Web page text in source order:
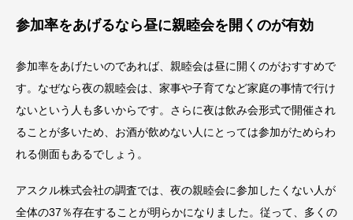
参加率をあげるなら昼に親睦会を開くのが有効
参加率をあげたいのであれば、親睦会は昼に開くのがおすすめで
す。なぜなら夜の親睦会は、家事や子育てなど家庭の事情で行け
ないという人も多いからです。さらに夜は飲み会形式で開催され
ることが多いため、お酒が飲めない人にとっては参加がためらわ
れる側面もあるでしょう。
アスクル株式会社の調査では、夜の親睦会に参加したくない人が
全体の37％存在することが明らかになりました。従って、多くの